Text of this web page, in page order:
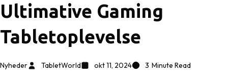
Ultimative Gaming
Tabletoplevelse
Nyheder TabletWorld okt 11, 2024 3 Minute Read